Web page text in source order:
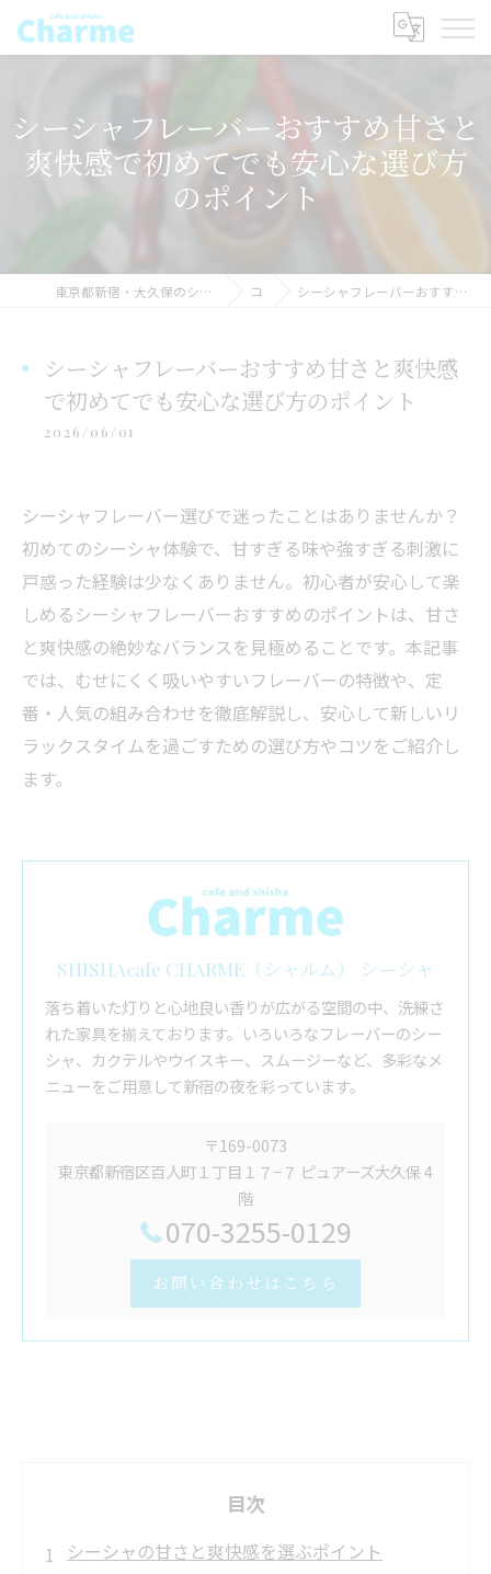
シーシャフレーバーおすすめ甘さと
爽快感で初めてでも安心な選び方
のポイント
東京都新宿・大久保のシーシャならSHISHAcafe CHARME(シャルム) シーシャ コラム シーシャフレーバーおすすめ甘さと爽快感で初めてでも安心な選び方のポイント
シーシャフレーバーおすすめ甘さと爽快感
で初めてでも安心な選び方のポイント
2026/06/01
シーシャフレーバー選びで迷ったことはありませんか？
初めてのシーシャ体験で、甘すぎる味や強すぎる刺激に
戸惑った経験は少なくありません。初心者が安心して楽
しめるシーシャフレーバーおすすめのポイントは、甘さ
と爽快感の絶妙なバランスを見極めることです。本記事
では、むせにくく吸いやすいフレーバーの特徴や、定
番・人気の組み合わせを徹底解説し、安心して新しいリ
ラックスタイムを過ごすための選び方やコツをご紹介し
ます。
SHISHAcafe CHARME（シャルム） シーシャ
落ち着いた灯りと心地良い香りが広がる空間の中、洗練さ
れた家具を揃えております。いろいろなフレーバーのシー
シャ、カクテルやウイスキー、スムージーなど、多彩なメ
ニューをご用意して新宿の夜を彩っています。
〒169-0073
東京都新宿区百人町１丁目１７−７ ピュアーズ大久保 4
階
070-3255-0129
お問い合わせはこちら
目次
シーシャの甘さと爽快感を選ぶポイント